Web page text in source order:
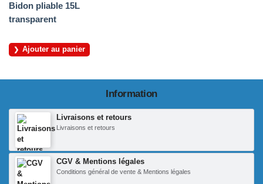
Bidon pliable 15L
transparent
Ajouter au panier
Information
Livraisons et retours
Livraisons et retours
CGV & Mentions légales
Conditions général de vente & Mentions légales